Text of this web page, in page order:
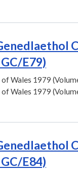
E79)
Wales 1979
Wales 1979
E84)